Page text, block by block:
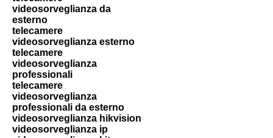
videosorveglianza da
esterno
telecamere
videosorveglianza esterno
telecamere
videosorveglianza
professionali
telecamere
videosorveglianza
professionali da esterno
videosorveglianza hikvision
videosorveglianza ip